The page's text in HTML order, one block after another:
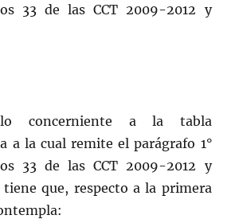
33 de las CCT 2009-2012 y
concerniente a la tabla
a la cual remite el parágrafo 1°
33 de las CCT 2009-2012 y
tiene que, respecto a la primera